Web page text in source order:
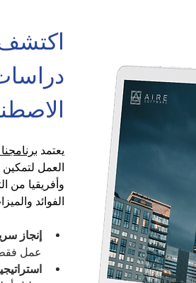
يعتمد
العمل
وأفريقيا من
الفوائد
إنجاز
عمل